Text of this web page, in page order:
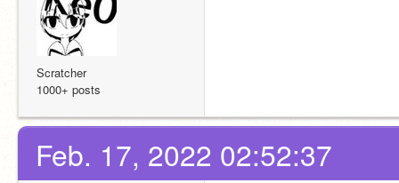
Scratcher
1000+ posts
Feb. 17, 2022 02:52:37